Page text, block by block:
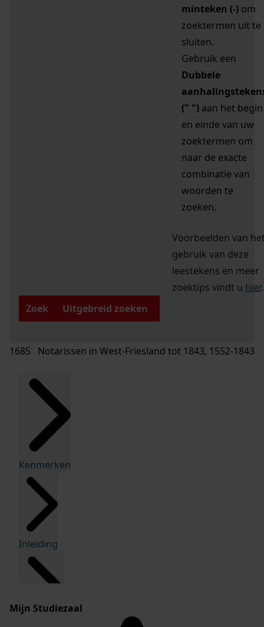
minteken (-) om
zoektermen uit te
sluiten.
Gebruik een
Dubbele
(" ") aan het begin
en einde van uw
zoektermen om
naar de exacte
combinatie van
woorden te
zoeken.
Voorbeelden van
gebruik van deze
leestekens en meer
zoektips vindt u hier.
Zoek
Uitgebreid zoeken
1685 Notarissen in West-Friesland tot 1843, 1552-1843
Kenmerken
Inleiding
Mijn Studiezaal